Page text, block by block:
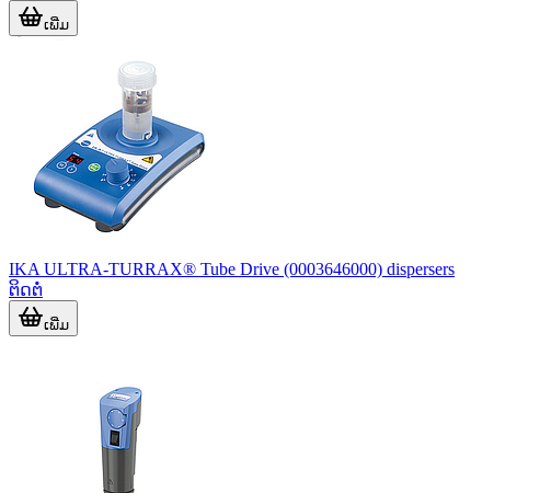
ເພີ່ມ
IKA ULTRA-TURRAX® Tube Drive (0003646000) dispersers
ຕິດຕໍ່
ເພີ່ມ